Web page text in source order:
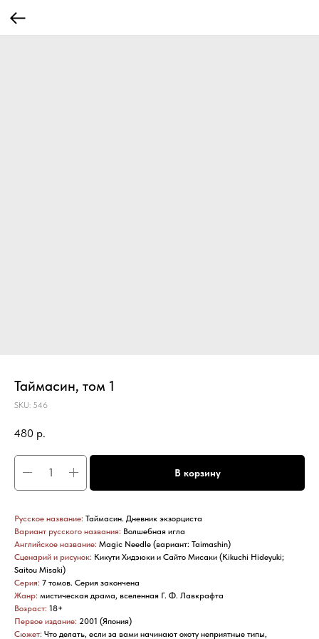
Таймасин, том 1
SKU: 546
480 р.
В корзину
Русское название: Таймасин. Дневник экзорциста
Вариант русского названия: Волшебная игла
Английское название: Magic Needle (вариант: Taimashin)
Сценарий и рисунок: Кикути Хидэюки и Сайто Мисаки (Kikuchi Hideyuki;
Saitou Misaki)
Серия: 7 томов. Серия закончена
Жанр: мистическая драма, вселенная Г. Ф. Лавкрафта
Возраст: 18+
Первое издание: 2001 (Япония)
Сюжет: Что делать, если за вами начинают охоту неприятные типы,